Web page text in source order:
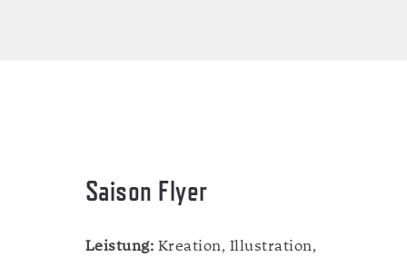
Saison Flyer
Leistung: Kreation, Illustration,